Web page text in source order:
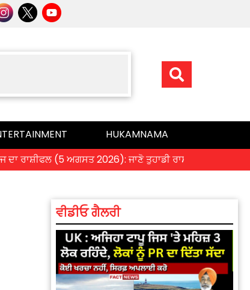
HUKAMNAMA
(5 ਅਗਸਤ 2026): ਜਾਣੋ ਤੁਹਾਡੀ ਰਾਸ਼ੀ ‘ਤੇ ਗ੍ਰਹਿਆਂ ਦੀ ਚਾਲ
ਵੀਡੀਓ ਗੈਲਰੀ